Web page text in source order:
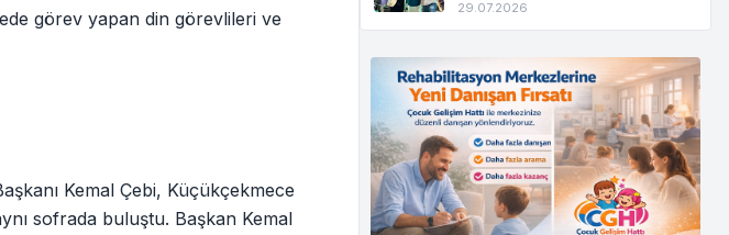
görev yapan din görevlileri ve
Kemal Çebi, Küçükçekmece
sofrada buluştu. Başkan Kemal
29.07.2026